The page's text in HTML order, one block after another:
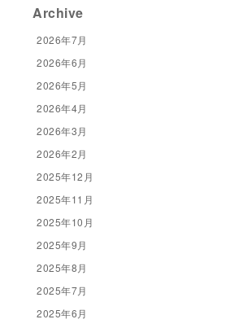
Archive
2026年7月
2026年6月
2026年5月
2026年4月
2026年3月
2026年2月
2025年12月
2025年11月
2025年10月
2025年9月
2025年8月
2025年7月
2025年6月